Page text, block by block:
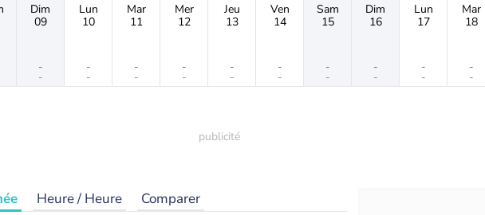
Dim
09
-
-
Lun
10
-
-
Mar
11
-
-
Mer
12
-
-
Jeu
13
-
-
Ven
14
-
-
Sam
15
-
-
Dim
16
-
-
Lun
17
-
-
Mar
18
-
-
Heure / Heure Comparer